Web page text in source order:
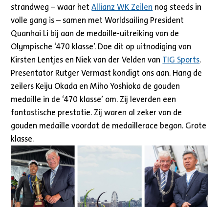
strandweg – waar hetAllianz WK Zeilen nog steeds in
volle gang is – samen met Worldsailing President
Quanhai Li bij aan de medaille-uitreiking van de
Olympische ‘470 klasse’. Doe dit op uitnodiging van
Kirsten Lentjes en Niek van der Velden van TIG Sports.
Presentator Rutger Vermast kondigt ons aan. Hang de
zeilers Keiju Okada en Miho Yoshioka de gouden
medaille in de ‘470 klasse’ om. Zij leverden een
fantastische prestatie. Zij waren al zeker van de
gouden medaille voordat de medaillerace begon. Grote
klasse.